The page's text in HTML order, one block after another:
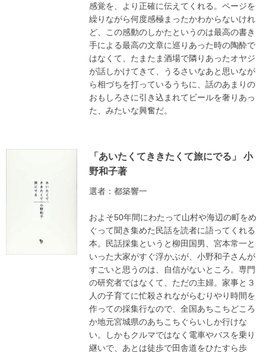
感覚を、より正確に伝えてくれる。ページを
繰りながら何度感極まったかわからないけれ
ど、この感動のしかたというのは最高の書き
手による最高の文章に巡りあった時の陶酔で
はなくて、たまたま酒場で隣りあったオヤジ
が話しかけてきて、うるさいなあと思いなが
ら相づちを打っているうちに、話のあまりの
おもしろさに引き込まれてビールを奢りあっ
た、みたいな興奮だ。
「あいたくてききたくて旅にでる」 小
野和子著
選者：都築響一
およそ50年間にわたって山村や海辺の町をめ
ぐって聞き集めた民話を読者に語ってくれる
本。民話採集というと柳田国男、宮本常一と
いった大家がすぐ浮かぶが、小野和子さんが
すごいと思うのは、自信がないところ。専門
の研究者ではなくて、ただの主婦。家事と３
人の子育てに忙殺されながらむりやり時間を
作っての採集行なので、全国あちこちどころ
か地元宮城県のあちこちぐらいしか行けな
い。しかもクルマではなく電車やバスを乗り
継いで、あとは徒歩で田舎道をひたすら歩